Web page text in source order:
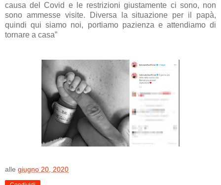
causa del Covid e le restrizioni giustamente ci sono, non
sono ammesse visite. Diversa la situazione per il papà,
quindi qui siamo noi, portiamo pazienza e attendiamo di
tornare a casa”
alle giugno 20, 2020